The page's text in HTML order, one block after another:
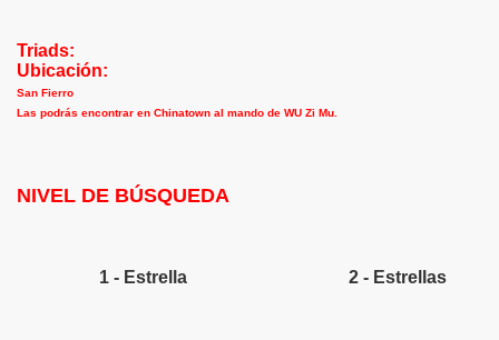
Triads:
Ubicación:
San Fierro
Las podrás encontrar en Chinatown al mando de WU Zi Mu.
NIVEL DE BÚSQUEDA
1 - Estrella 2 - Estrellas